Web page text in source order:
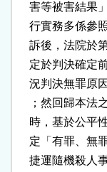
害等被害結
行實務多係
訴後，法院
定於判決確
況判決無罪
；然回歸本
時，基於公
定「有罪、
捷運隨機殺